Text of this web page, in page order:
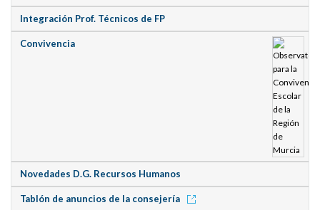
Integración Prof. Técnicos de FP
Convivencia
Novedades D.G. Recursos Humanos
Tablón de anuncios de la consejería